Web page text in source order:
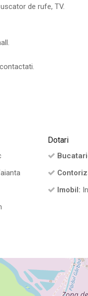
de rufe, TV.
Dotari
Imobil: